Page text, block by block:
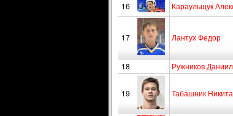
16 Караульщук
17 Лантух Федор
18 Ружников Даниил
19 Табашник